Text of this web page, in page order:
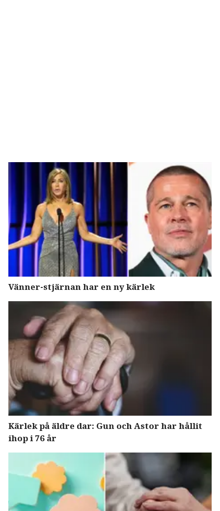
Vänner-stjärnan har en ny kärlek
Kärlek på äldre dar: Gun och Astor har hållit
ihop i 76 år